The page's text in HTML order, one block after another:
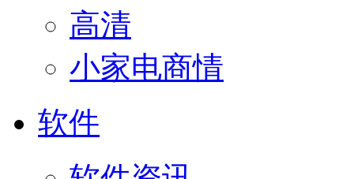
高清
小家电商情
软件